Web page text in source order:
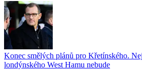
Konec smělých plánů pro Křetínského.
londýnského West Hamu nebude